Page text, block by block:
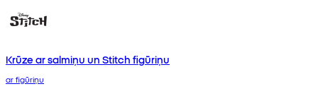
Krūze ar salmiņu un Stitch figūriņu
ar figūriņu